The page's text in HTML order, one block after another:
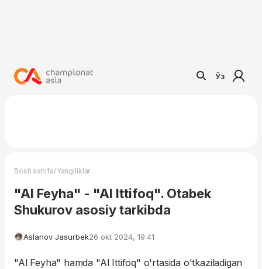
Ўз
Bosh sahifa/Yangiliklar
"Al Feyha" - "Al Ittifoq". Otabek
Shukurov asosiy tarkibda
Aslanov Jasurbek26 okt 2024, 19:41
"Al Feyha" hamda "Al Ittifoq" o'rtasida o'tkaziladigan